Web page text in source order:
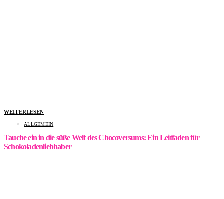
WEITERLESEN
ALLGEMEIN
Tauche ein in die süße Welt des Chocoversums: Ein Leitfaden für
Schokoladenliebhaber